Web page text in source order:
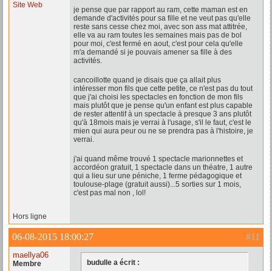
Site Web
je pense que par rapport au ram, cette maman est en
demande d'activités pour sa fille et ne veut pas qu'elle
reste sans cesse chez moi, avec son ass mat attitrée,
elle va au ram toutes les semaines mais pas de bol
pour moi, c'est fermé en aout, c'est pour cela qu'elle
m'a demandé si je pouvais amener sa fille à des
activités.
cancoillotte quand je disais que ça allait plus
intéresser mon fils que cette petite, ce n'est pas du tout
que j'ai choisi les spectacles en fonction de mon fils
mais plutôt que je pense qu'un enfant est plus capable
de rester attentif à un spectacle à presque 3 ans plutôt
qu'à 18mois mais je verrai à l'usage, s'il le faut, c'est le
mien qui aura peur ou ne se prendra pas à l'histoire, je
verrai.
j'ai quand même trouvé 1 spectacle marionnettes et
accordéon gratuit, 1 spectacle dans un théatre, 1 autre
qui a lieu sur une péniche, 1 ferme pédagogique et
toulouse-plage (gratuit aussi)...5 sorties sur 1 mois,
c'est pas mal non , lol!
Hors ligne
#11
06-08-2015 18:00:27
maellya06
Membre
budulle a écrit :